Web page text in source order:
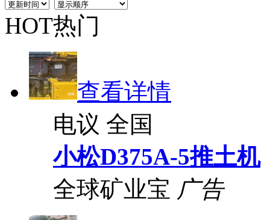
HOT热门
查看详情
电议 全国
小松D375A-5推土机
全球矿业宝 广告